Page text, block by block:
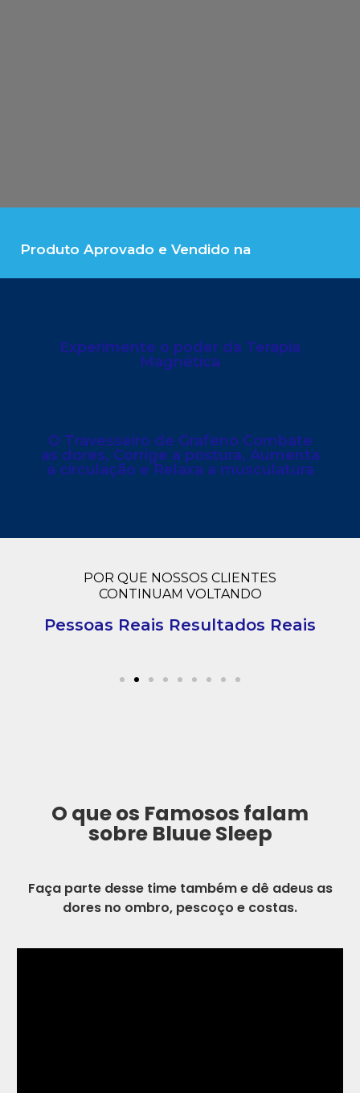
Produto Aprovado e Vendido na
Experimente o poder da Terapia
Magnética
O Travesseiro de Grafeno Combate
as dores, Corrige a postura, Aumenta
a circulação e Relaxa a musculatura
POR QUE NOSSOS CLIENTES
CONTINUAM VOLTANDO
Pessoas Reais Resultados Reais
O que os Famosos falam
sobre Bluue Sleep
Faça parte desse time também e dê adeus as
dores no ombro, pescoço e costas.